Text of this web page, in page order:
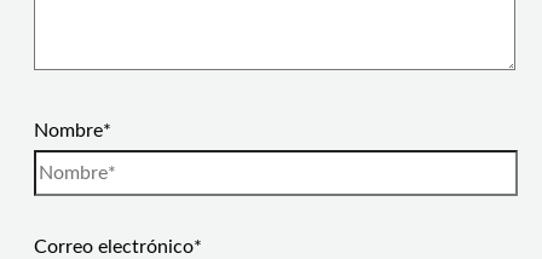
Nombre*
Correo electrónico*